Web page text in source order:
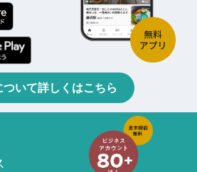
ついて詳しくはこちら